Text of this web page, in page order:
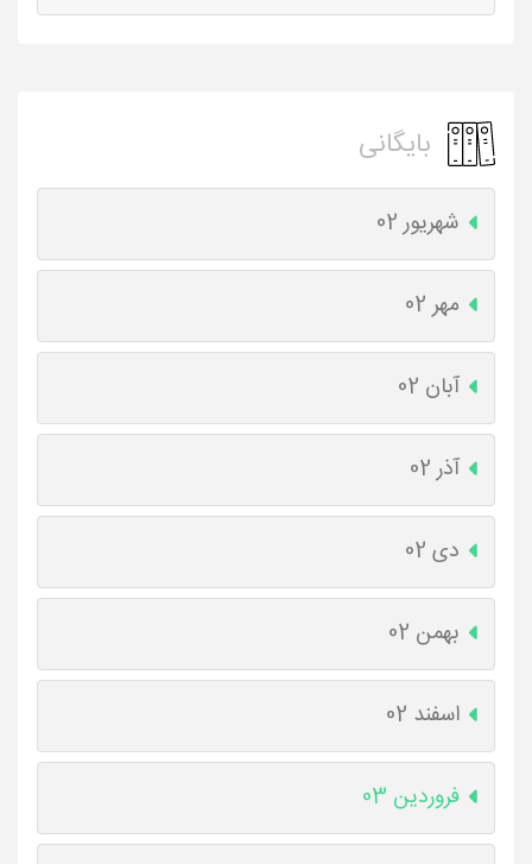
بایگانی
شهریور 02
مهر 02
آبان 02
آذر 02
دی 02
بهمن 02
اسفند 02
فروردین 03